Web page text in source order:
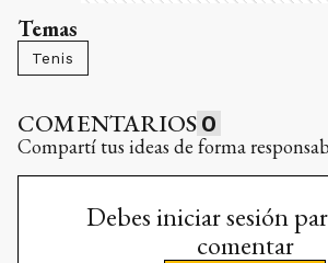
Temas
Tenis
COMENTARIOS 0
Compartí tus ideas de forma
Debes iniciar sesión
comentar